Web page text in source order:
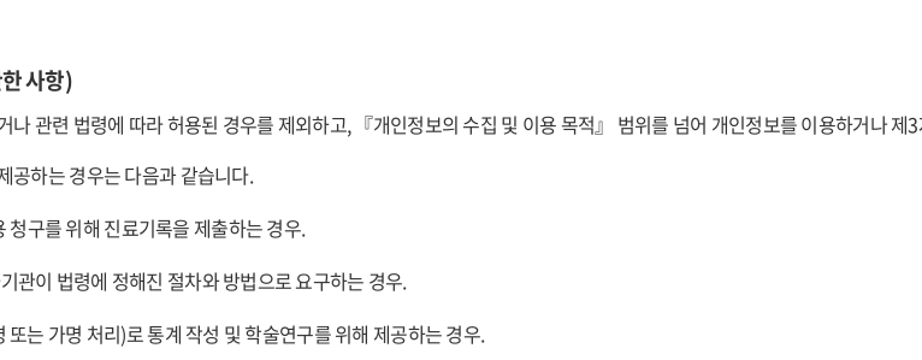
사항)
나 관련 법령에 따라 허용된 경우를 제외하고, 『개인정보의 수집 및 이용 목적』 범위를 넘어 개인정보를 이용하거나 제
공하는 경우는 다음과 같습니다.
구를 위해 진료기록을 제출하는 경우.
관이 법령에 정해진 절차와 방법으로 요구하는 경우.
는 가명 처리)로 통계 작성 및 학술연구를 위해 제공하는 경우.